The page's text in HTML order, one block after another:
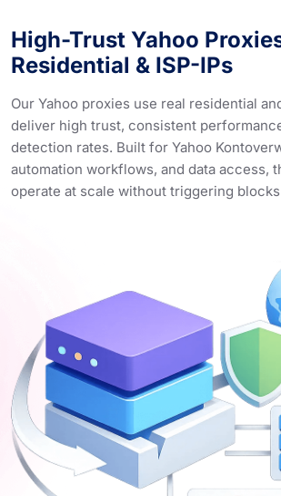
High-Trust Yahoo
Residential & ISP-IPs
Our Yahoo proxies use real residential
deliver high trust, consistent
detection rates. Built for Yahoo
automation workflows, and data access,
operate at scale without triggering